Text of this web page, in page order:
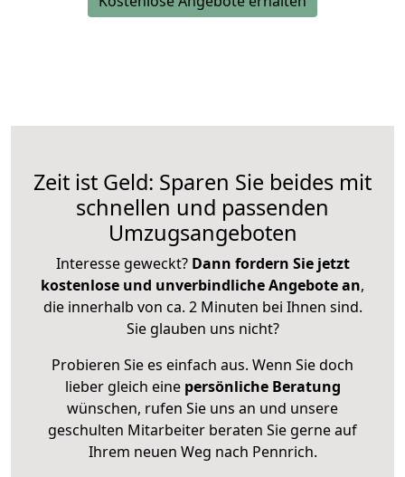
Zeit ist Geld: Sparen Sie beides mit
schnellen und passenden
Umzugsangeboten
Interesse geweckt? Dann fordern Sie jetzt
kostenlose und unverbindliche Angebote an,
die innerhalb von ca. 2 Minuten bei Ihnen sind.
Sie glauben uns nicht?
Probieren Sie es einfach aus. Wenn Sie doch
lieber gleich eine persönliche Beratung
wünschen, rufen Sie uns an und unsere
geschulten Mitarbeiter beraten Sie gerne auf
Ihrem neuen Weg nach Pennrich.